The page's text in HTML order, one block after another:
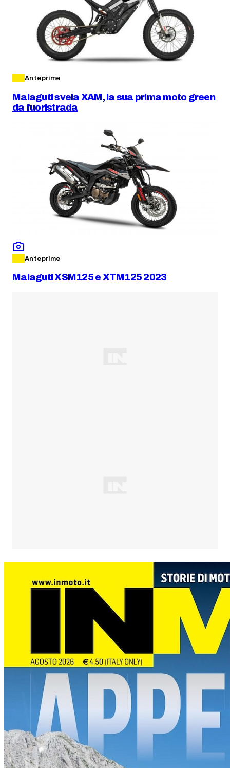
Anteprime
Malaguti svela XAM, la sua prima moto green
da fuoristrada
Anteprime
Malaguti XSM125 e XTM125 2023